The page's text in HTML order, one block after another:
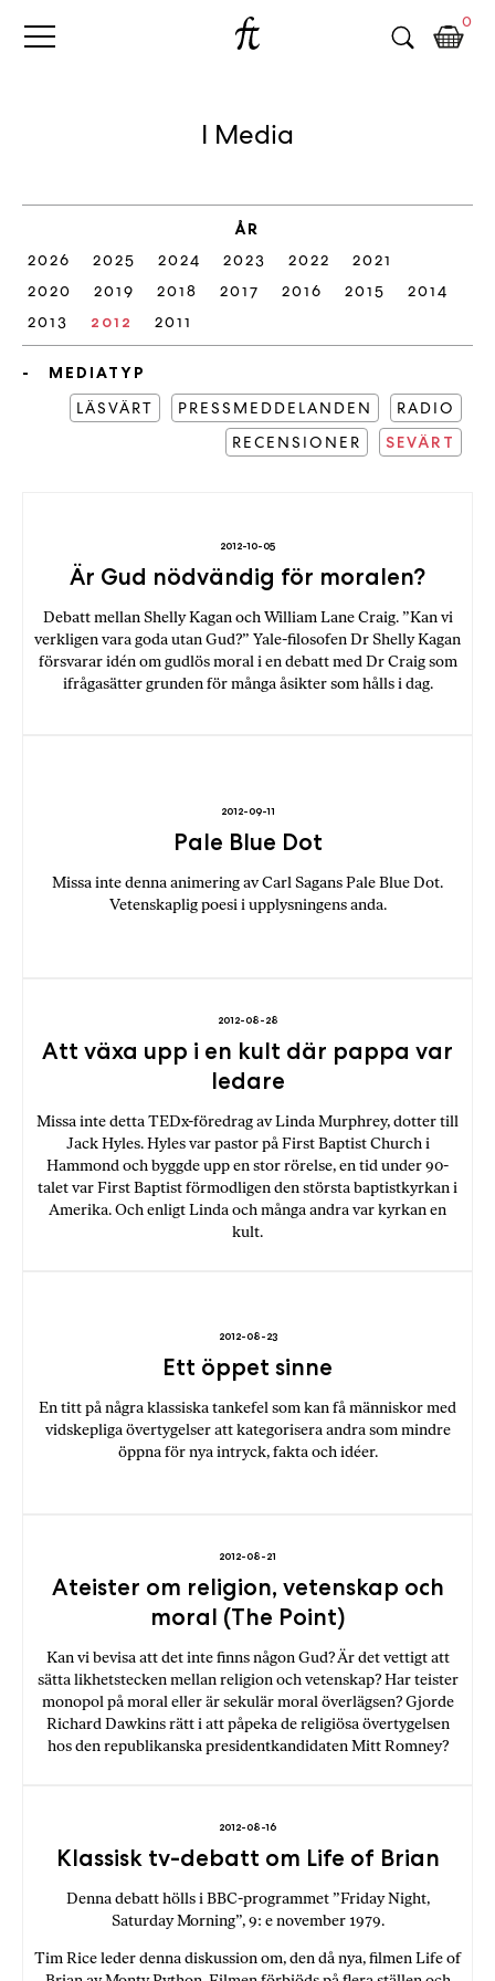
Fri
B
o
n
p
å
n
t
t
,
k
ö
c
e
o
o
s
F
n
k
e
0
I Media
ÅR
2026
2025 2024 2023 2022
2021
2020
2019 2018 2017 2016 2015
2014
2013
2012 2011
MEDIATYP
LÄSVÄRT
PRESSMEDDELANDEN
RADIO
RECENSIONER
SEVÄRT
2012-10-05
Är Gud nödvändig för moralen?
Debatt mellan Shelly Kagan och William Lane Craig. ”Kan vi
verkligen vara goda utan Gud?” Yale-filosofen Dr Shelly Kagan
försvarar idén om gudlös moral i en debatt med Dr Craig som
ifrågasätter grunden för många åsikter som hålls i dag.
2012-09-11
Pale Blue Dot
Missa inte denna animering av Carl Sagans Pale Blue Dot.
Vetenskaplig poesi i upplysningens anda.
2012-08-28
Att växa upp i en kult där pappa var
ledare
Missa inte detta TEDx-föredrag av Linda Murphrey, dotter till
Jack Hyles. Hyles var pastor på First Baptist Church i
Hammond och byggde upp en stor rörelse, en tid under 90-
talet var First Baptist förmodligen den största baptistkyrkan i
Amerika. Och enligt Linda och många andra var kyrkan en
kult.
2012-08-23
Ett öppet sinne
En titt på några klassiska tankefel som kan få människor med
vidskepliga övertygelser att kategorisera andra som mindre
öppna för nya intryck, fakta och idéer.
2012-08-21
Ateister om religion, vetenskap och
moral (The Point)
Kan vi bevisa att det inte finns någon Gud? Är det vettigt att
sätta likhetstecken mellan religion och vetenskap? Har teister
monopol på moral eller är sekulär moral överlägsen? Gjorde
Richard Dawkins rätt i att påpeka de religiösa övertygelsen
hos den republikanska presidentkandidaten Mitt Romney?
2012-08-16
Klassisk tv-debatt om Life of Brian
Denna debatt hölls i BBC-programmet ”Friday Night,
Saturday Morning”, 9: e november 1979.
Tim Rice leder denna diskussion om, den då nya, filmen Life of